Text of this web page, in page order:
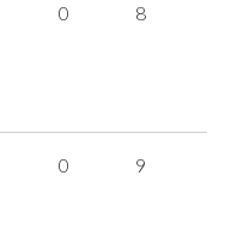
0 8
0 9